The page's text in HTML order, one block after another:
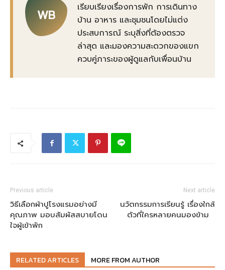
WB
เรียบเรียงเรื่องการพัก การเดินทาง
บ้าน อาหาร และชุมชนโดยไม่แต่ง
ประสบการณ์ ระบุสิ่งที่ต้องตรวจ
ล่าสุด และมองความสะดวกของแขก
ควบคู่ภาระของผู้ดูแลกับเพื่อนบ้าน
Previous article
วิธีเลือกผ้าปูโรงแรมอย่างมี
คุณภาพ มอบสัมผัสสบายโดน
ใจผู้เข้าพัก
Next article
นวัตกรรมการเรียนรู้ เรื่องใกล้
ตัวที่ใครหลายคนมองข้าม
RELATED ARTICLES MORE FROM AUTHOR